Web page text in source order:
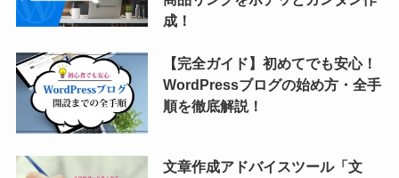
成！
【完全ガイド】初めてでも安心！
WordPressブログの始め方・全手
順を徹底解説！
文章作成アドバイスツール「文